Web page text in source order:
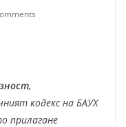
кодекс на БАУХ
прилагане